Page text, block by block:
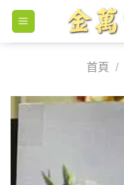
Skip
content
首頁
/